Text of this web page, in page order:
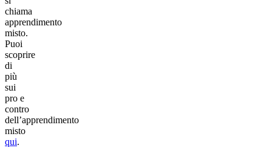
chiama
apprendimento
misto.
Puoi
scoprire
di
più
sui
pro e
contro
dell’apprendimento
misto
qui.